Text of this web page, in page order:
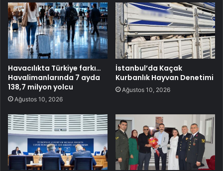
Havacılıkta Türkiye farkı…
Havalimanlarında 7 ayda
138,7 milyon yolcu
Ağustos 10, 2026
İstanbul’da Kaçak
Kurbanlık Hayvan Denetimi
Ağustos 10, 2026